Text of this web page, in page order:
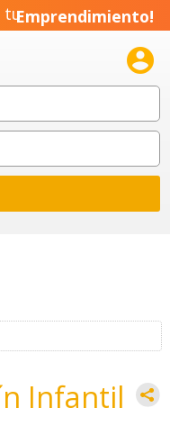
tuEmprendimiento!

Infantil